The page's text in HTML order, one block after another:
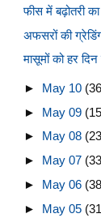
फीस में बढ़ोतरी
अफसरों की
मासूमों को हर दिन
► May 10
► May 09
► May 08
► May 07
► May 06
► May 05